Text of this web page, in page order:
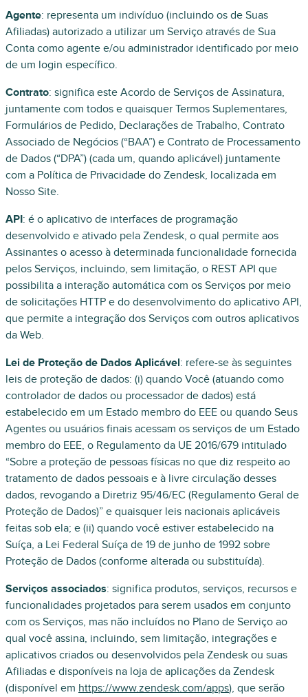
Agente: representa um indivíduo (incluindo os de Suas
Afiliadas) autorizado a utilizar um Serviço através de Sua
Conta como agente e/ou administrador identificado por meio
de um login específico.
Contrato: significa este Acordo de Serviços de Assinatura,
juntamente com todos e quaisquer Termos Suplementares,
Formulários de Pedido, Declarações de Trabalho, Contrato
Associado de Negócios (“BAA”) e Contrato de Processamento
de Dados (“DPA”) (cada um, quando aplicável) juntamente
com a Política de Privacidade do Zendesk, localizada em
Nosso Site.
API: é o aplicativo de interfaces de programação
desenvolvido e ativado pela Zendesk, o qual permite aos
Assinantes o acesso à determinada funcionalidade fornecida
pelos Serviços, incluindo, sem limitação, o REST API que
possibilita a interação automática com os Serviços por meio
de solicitações HTTP e do desenvolvimento do aplicativo API,
que permite a integração dos Serviços com outros aplicativos
da Web.
Lei de Proteção de Dados Aplicável: refere-se às seguintes
leis de proteção de dados: (i) quando Você (atuando como
controlador de dados ou processador de dados) está
estabelecido em um Estado membro do EEE ou quando Seus
Agentes ou usuários finais acessam os serviços de um Estado
membro do EEE, o Regulamento da UE 2016/679 intitulado
“Sobre a proteção de pessoas físicas no que diz respeito ao
tratamento de dados pessoais e à livre circulação desses
dados, revogando a Diretriz 95/46/EC (Regulamento Geral de
Proteção de Dados)” e quaisquer leis nacionais aplicáveis ​​
feitas sob ela; e (ii) quando você estiver estabelecido na
Suíça, a Lei Federal Suíça de 19 de junho de 1992 sobre
Proteção de Dados (conforme alterada ou substituída).
Serviços associados: significa produtos, serviços, recursos e
funcionalidades projetados para serem usados em conjunto
com os Serviços, mas não incluídos no Plano de Serviço ao
qual você assina, incluindo, sem limitação, integrações e
aplicativos criados ou desenvolvidos pela Zendesk ou suas
Afiliadas e disponíveis na loja de aplicações da Zendesk
(disponível em https://www.zendesk.com/apps), que serão